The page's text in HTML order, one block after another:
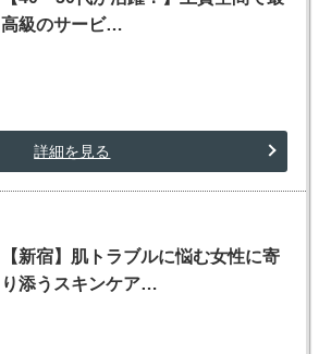
高級のサービ…
詳細を見る
【新宿】肌トラブルに悩む女性に寄
り添うスキンケア…